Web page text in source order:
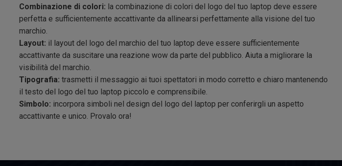
Combinazione di colori: la combinazione di colori del logo del tuo laptop deve essere
perfetta e sufficientemente accattivante da allinearsi perfettamente alla visione del tuo
marchio.
Layout: il layout del logo del marchio del tuo laptop deve essere sufficientemente
accattivante da suscitare una reazione wow da parte del pubblico. Aiuta a migliorare la
visibilità del marchio.
Tipografia: trasmetti il messaggio ai tuoi spettatori in modo corretto e chiaro mantenendo
il testo del logo del tuo laptop piccolo e comprensibile.
Simbolo: incorpora simboli nel design del logo del laptop per conferirgli un aspetto
accattivante e unico. Provalo ora!